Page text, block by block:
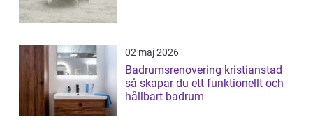
02 maj 2026
Badrumsrenovering kristianstad
så skapar du ett funktionellt och
hållbart badrum